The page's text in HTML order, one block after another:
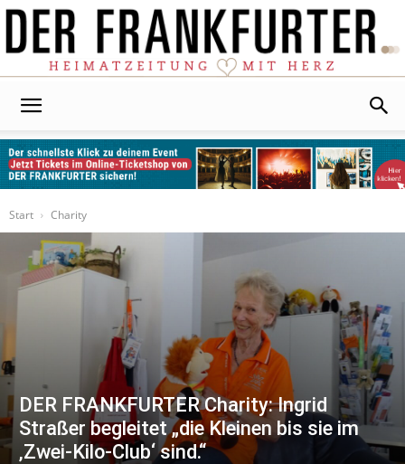
Start
Charity
DER FRANKFURTER Charity: Ingrid
Straßer begleitet „die Kleinen bis sie im
‚Zwei-Kilo-Club‘ sind.“